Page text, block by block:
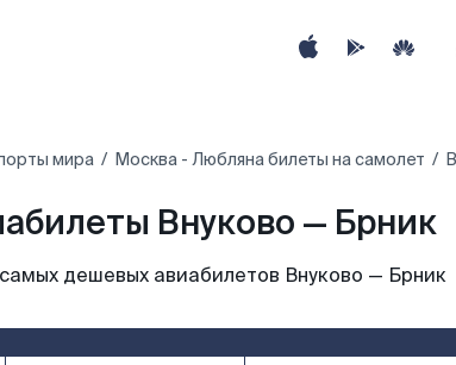
мира Москва - Любляна билеты на самолет
Внуково — Брник
дешевых авиабилетов Внуково — Брник